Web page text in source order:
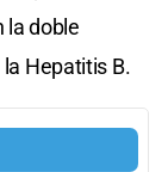
la doble
Hepatitis B.